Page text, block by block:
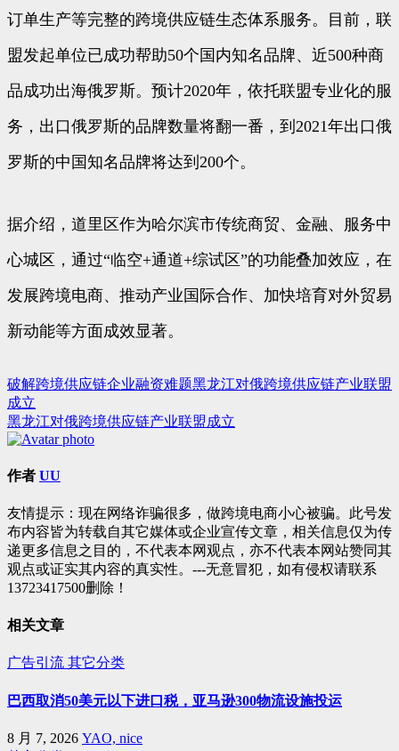
订单生产等完整的跨境供应链生态体系服务。目前，联
盟发起单位已成功帮助50个国内知名品牌、近500种商
品成功出海俄罗斯。预计2020年，依托联盟专业化的服
务，出口俄罗斯的品牌数量将翻一番，到2021年出口俄
罗斯的中国知名品牌将达到200个。
据介绍，道里区作为哈尔滨市传统商贸、金融、服务中
心城区，通过“临空+通道+综试区”的功能叠加效应，在
发展跨境电商、推动产业国际合作、加快培育对外贸易
新动能等方面成效显著。
文
章
导
航
破解跨境供应链企业融资难题黑龙江对俄跨境供应链产业联盟
成立
黑龙江对俄跨境供应链产业联盟成立
作者 UU
友情提示：现在网络诈骗很多，做跨境电商小心被骗。此号发
布内容皆为转载自其它媒体或企业宣传文章，相关信息仅为传
递更多信息之目的，不代表本网观点，亦不代表本网站赞同其
观点或证实其内容的真实性。---无意冒犯，如有侵权请联系
13723417500删除！
相关文章
广告引流 其它分类
巴西取消50美元以下进口税，亚马逊300物流设施投运
8 月 7, 2026 YAO, nice